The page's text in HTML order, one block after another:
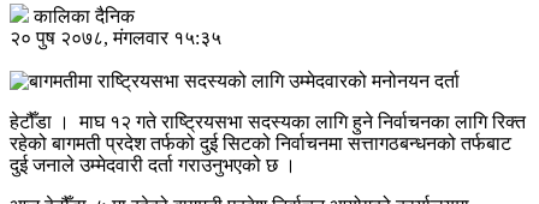
कालिका दैनिक
२० पुष २०७८, मंगलवार १५:३५
हेटौँडा । माघ १२ गते राष्ट्रियसभा सदस्यका लागि हुने निर्वाचनका लागि रिक्त
रहेको बागमती प्रदेश तर्फको दुई सिटको निर्वाचनमा सत्तागठबन्धनको तर्फबाट
दुई जनाले उम्मेदवारी दर्ता गराउनुभएको छ ।